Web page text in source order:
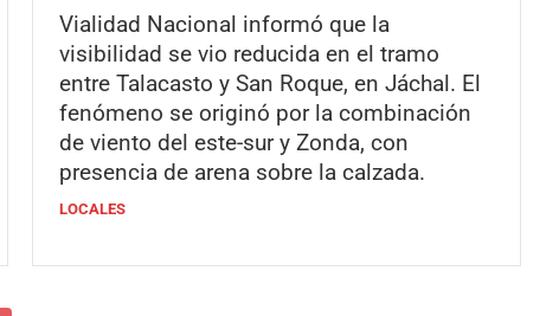
Vialidad Nacional informó que la
visibilidad se vio reducida en el tramo
entre Talacasto y San Roque, en Jáchal. El
fenómeno se originó por la combinación
de viento del este-sur y Zonda, con
presencia de arena sobre la calzada.
LOCALES